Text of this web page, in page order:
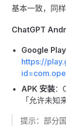
基本一致，同
ChatGPT
Google Play
https://
APK 安装：
「允许未知
提示：部分